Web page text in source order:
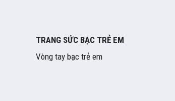
TRANG SỨC BẠC TRẺ EM
Vòng tay bạc trẻ em